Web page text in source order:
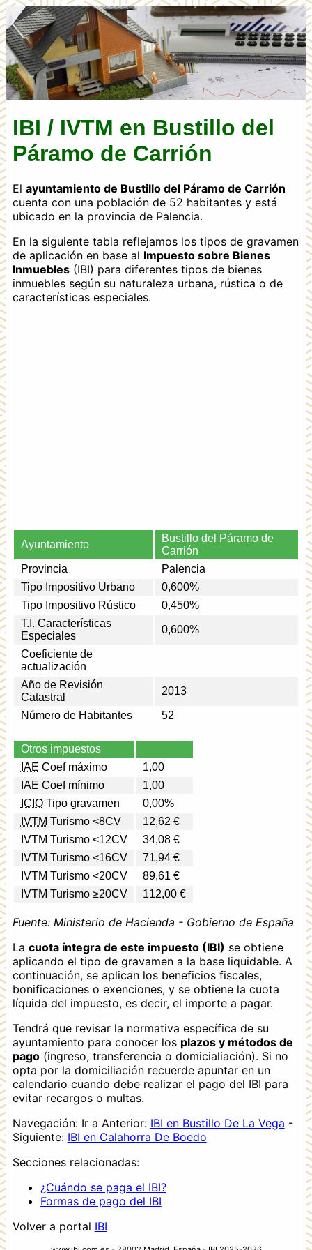
IBI / IVTM en Bustillo del
Páramo de Carrión
El ayuntamiento de Bustillo del Páramo de Carrión
cuenta con una población de 52 habitantes y está
ubicado en la provincia de Palencia.
En la siguiente tabla reflejamos los tipos de gravamen
de aplicación en base al Impuesto sobre Bienes
Inmuebles(IBI) para diferentes tipos de bienes
inmuebles según su naturaleza urbana, rústica o de
características especiales.
Ayuntamiento
Bustillo del Páramo de
Carrión
Provincia
Palencia
Tipo Impositivo Urbano
0,600%
Tipo Impositivo Rústico
0,450%
T.I. Características
Especiales
0,600%
Coeficiente de
actualización
Año de Revisión
Catastral
2013
Número de Habitantes 52
Otros impuestos
IAE Coef máximo
1,00
IAE Coef mínimo
1,00
ICIOTipo gravamen
0,00%
IVTM Turismo <8CV
12,62 €
IVTM Turismo <12CV
34,08 €
IVTM Turismo <16CV
71,94 €
IVTM Turismo <20CV
89,61 €
IVTM Turismo ≥20CV
112,00 €
Fuente: Ministerio de Hacienda - Gobierno de España
La cuota íntegra de este impuesto (IBI) se obtiene
aplicando el tipo de gravamen a la base liquidable. A
continuación, se aplican los beneficios fiscales,
bonificaciones o exenciones, y se obtiene la cuota
líquida del impuesto, es decir, el importe a pagar.
Tendrá que revisar la normativa específica de su
ayuntamiento para conocer los plazos y métodos de
pago(ingreso, transferencia o domicialiación). Si no
opta por la domiciliación recuerde apuntar en un
calendario cuando debe realizar el pago del IBI para
evitar recargos o multas.
Navegación: Ir a Anterior: IBI en Bustillo De La Vega -
Siguiente: IBI en Calahorra De Boedo
Secciones relacionadas:
¿Cuándo se paga el IBI?
Formas de pago del IBI
Volver a portal IBI